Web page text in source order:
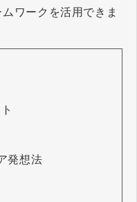
ワークを活用できま
発想法